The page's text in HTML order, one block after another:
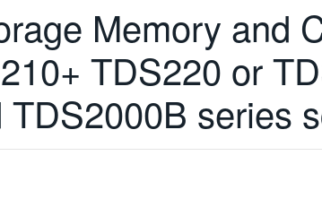
Memory and
TDS220 or
series